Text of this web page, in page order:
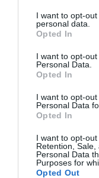
I want to opt-
personal data.
Opted In
I want to opt-
Personal Data.
Opted In
I want to opt-
Personal Data
Opted In
I want to opt-out
Retention,
Personal Data
Purposes for
Opted Out
Eulogio
El
un
Argumentos